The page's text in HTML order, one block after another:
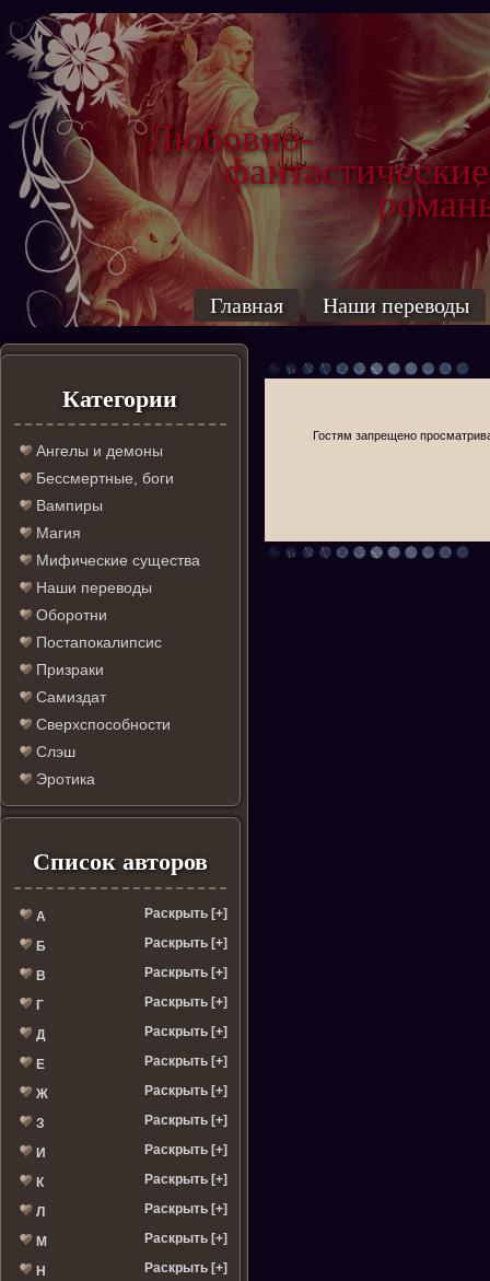
Любовно-
фантастические
Главная Наши переводы
Категории
Ангелы и демоны
Бессмертные, боги
Вампиры
Магия
Мифические существа
Наши переводы
Оборотни
Постапокалипсис
Призраки
Самиздат
Сверхспособности
Слэш
Эротика
Список авторов
А Раскрыть [+]
Б Раскрыть [+]
В Раскрыть [+]
Г Раскрыть [+]
Д Раскрыть [+]
Е Раскрыть [+]
Ж Раскрыть [+]
З Раскрыть [+]
И Раскрыть [+]
К Раскрыть [+]
Л Раскрыть [+]
М Раскрыть [+]
Н Раскрыть [+]
Гостям запрещено